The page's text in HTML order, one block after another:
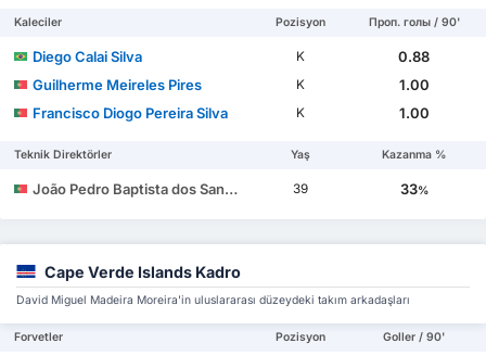
Kaleciler Pozisyon Проп. голы / 90'
Diego Calai Silva K
0.88
Guilherme Meireles Pires
K
1.00
Francisco Diogo Pereira Silva
K 1.00
Teknik Direktörler Yaş Kazanma %
João Pedro Baptista dos Santos Brito Gião 39 33%
Cape Verde Islands Kadro
David Miguel Madeira Moreira'in uluslararası düzeydeki takım arkadaşları
Forvetler Pozisyon Goller / 90'